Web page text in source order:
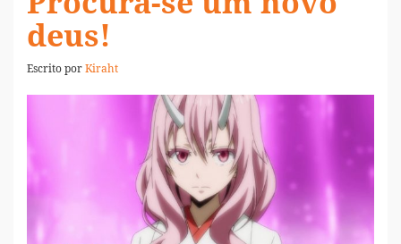
deus!
Escrito porKiraht